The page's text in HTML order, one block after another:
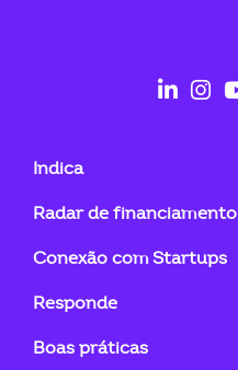
in
Indica
Radar de financiamento
Conexão com Startups
Responde
Boas práticas